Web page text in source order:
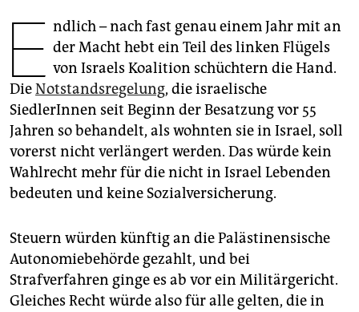
genossenschaft
epaper login
E ndlich – nach fast genau einem Jahr mit an
der Macht hebt ein Teil des linken Flügels
von Israels Koalition schüchtern die Hand.
DieNotstandsregelung, die israelische
SiedlerInnen seit Beginn der Besatzung vor 55
Jahren so behandelt, als wohnten sie in Israel, soll
vorerst nicht verlängert werden. Das würde kein
Wahlrecht mehr für die nicht in Israel Lebenden
bedeuten und keine Sozialversicherung.
Steuern würden künftig an die Palästinensische
Autonomiebehörde gezahlt, und bei
Strafverfahren ginge es ab vor ein Militärgericht.
Gleiches Recht würde also für alle gelten, die in